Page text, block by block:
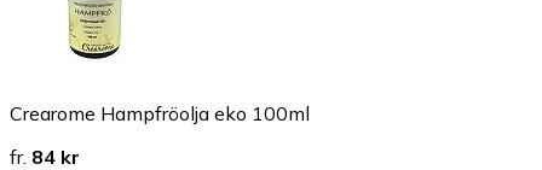
Crearome Hampfröolja eko 100ml
fr. 84 kr